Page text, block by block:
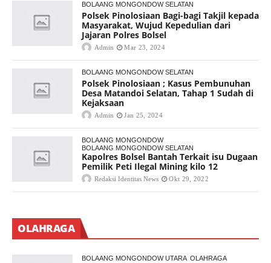
BOLAANG MONGONDOW SELATAN
Polsek Pinolosiaan Bagi-bagi Takjil kepada
Masyarakat, Wujud Kepedulian dari
Jajaran Polres Bolsel
Admin Mar 23, 2024
BOLAANG MONGONDOW SELATAN
Polsek Pinolosiaan ; Kasus Pembunuhan
Desa Matandoi Selatan, Tahap 1 Sudah di
Kejaksaan
Admin Jan 25, 2024
BOLAANG MONGONDOW
BOLAANG MONGONDOW SELATAN
Kapolres Bolsel Bantah Terkait isu Dugaan
Pemilik Peti Ilegal Mining kilo 12
Redaksi Identitas News Okt 29, 2022
OLAHRAGA
BOLAANG MONGONDOW UTARA OLAHRAGA